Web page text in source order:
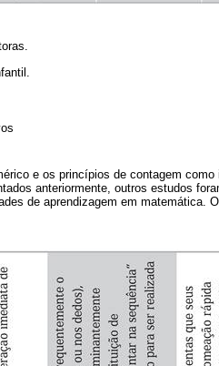
e os princípios de contagem
anteriormente, outros estudos
de aprendizagem em matemática.